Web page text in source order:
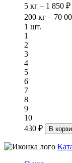
5 кг – 1 850 ₽
200 кг – 70
1 шт.
1
2
3
4
5
6
7
8
9
10
430 ₽
В